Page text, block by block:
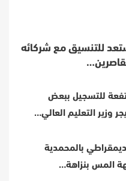
للتنسيق مع شركائه
للتسجيل ببعض
وزير التعليم العالي…
بالمحمدية
المس بنزاهة…